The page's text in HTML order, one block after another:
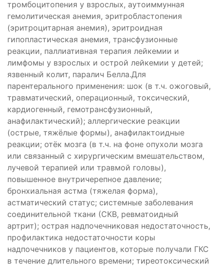
тромбоцитопения у взрослых, аутоиммунная
гемолитическая анемия, эритробластопения
(эритроцитарная анемия), эритроидная
гипопластическая анемия, трансфузионные
реакции, паллиативная терапия лейкемии и
лимфомы у взрослых и острой лейкемии у детей;
язвенный колит, паралич Белла.Для
парентерального применения: шок (в т.ч. ожоговый,
травматический, операционный, токсический,
кардиогенный, гемотрансфузионный,
анафилактический); аллергические реакции
(острые, тяжёлые формы), анафилактоидные
реакции; отёк мозга (в т.ч. на фоне опухоли мозга
или связанный с хирургическим вмешательством,
лучевой терапией или травмой головы),
повышенное внутричерепное давление;
бронхиальная астма (тяжелая форма),
астматический статус; системные заболевания
соединительной ткани (СКВ, ревматоидный
артрит); острая надпочечниковая недостаточность,
профилактика недостаточности коры
надпочечников у пациентов, которые получали ГКС
в течение длительного времени; тиреотоксический